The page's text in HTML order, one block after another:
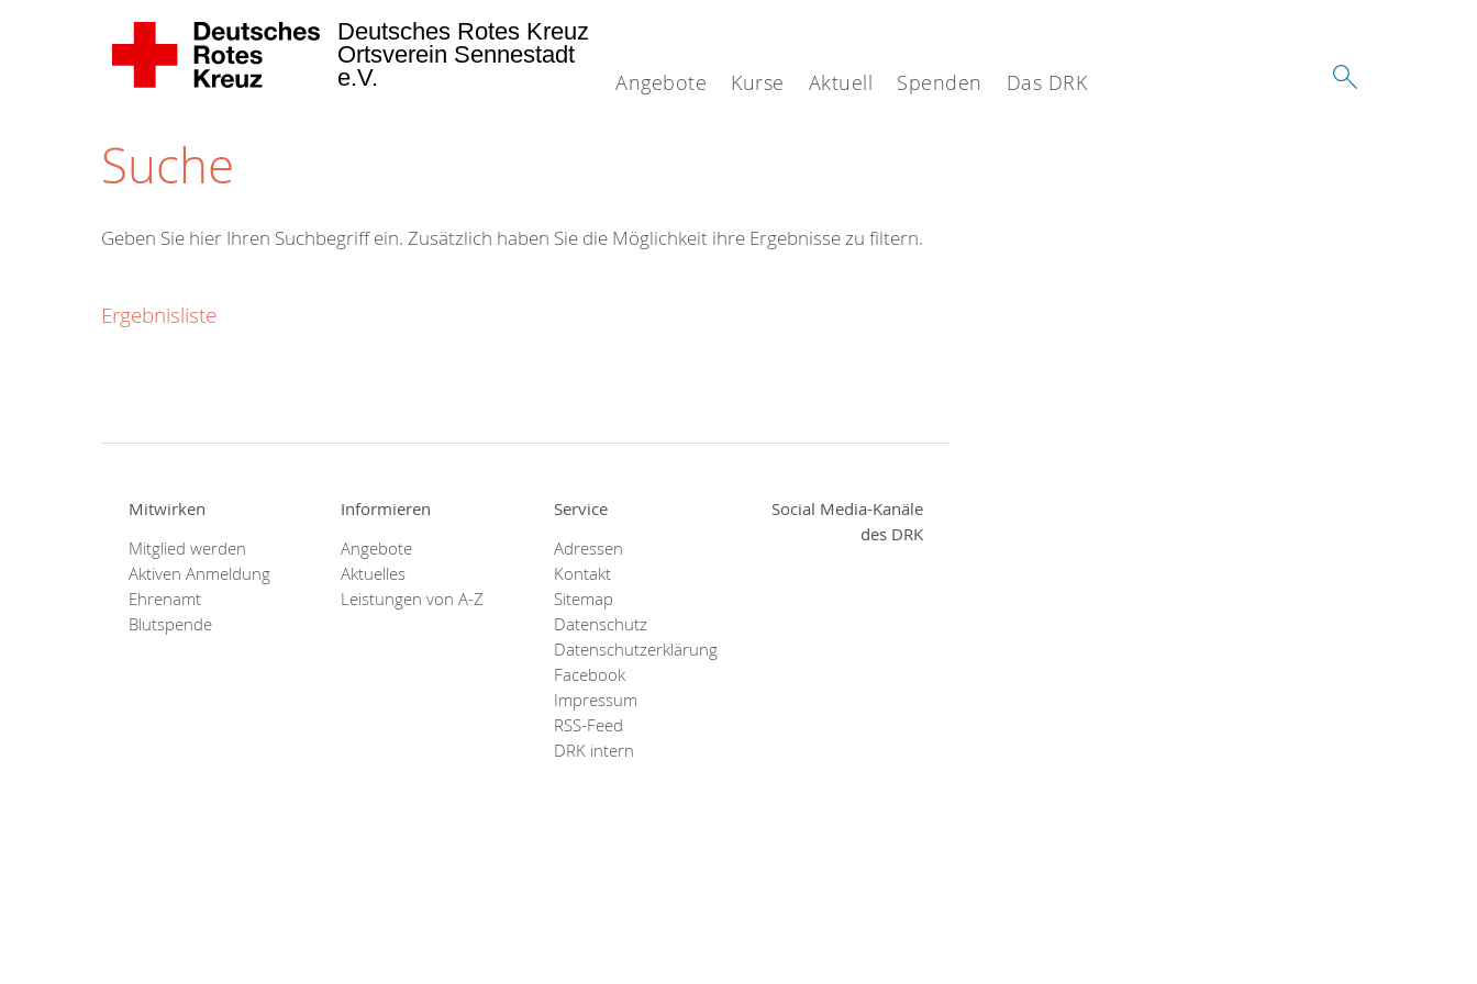
Angebote Kurse Aktuell Spenden Das DRK
Deutsches Rotes Kreuz
Ortsverein Sennestadt
e.V.
Suche
gerne.
rund um die Uhr
Geben Sie hier Ihren Suchbegriff ein. Zusätzlich haben Sie die Möglichkeit ihre Ergebnisse zu filtern.
Ergebnisliste
Mitwirken
Mitglied werden
Aktiven Anmeldung
Ehrenamt
Blutspende
Informieren
Angebote
Aktuelles
Leistungen von A-Z
Service
Adressen
Kontakt
Sitemap
Datenschutz
Datenschutzerklärung
Facebook
Impressum
RSS-Feed
DRK intern
Social Media-Kanäle
des DRK